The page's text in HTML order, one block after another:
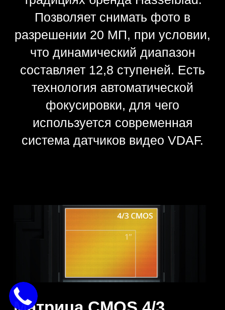
HASSELBLAD
NATURAL COLOUR
SOLUTION
Уникальная технология является
прорыв в области технологий
создания фото.